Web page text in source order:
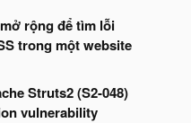
rộng để tìm lỗi
trong một website
Struts2 (S2-048)
vulnerability